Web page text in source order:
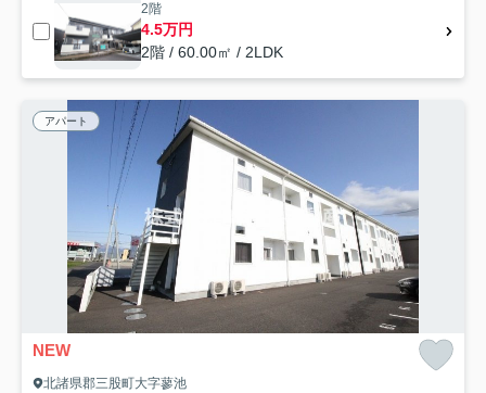
2階
4.5万円
2階 / 60.00㎡ / 2LDK
アパート
NEW
北諸県郡三股町大字蓼池